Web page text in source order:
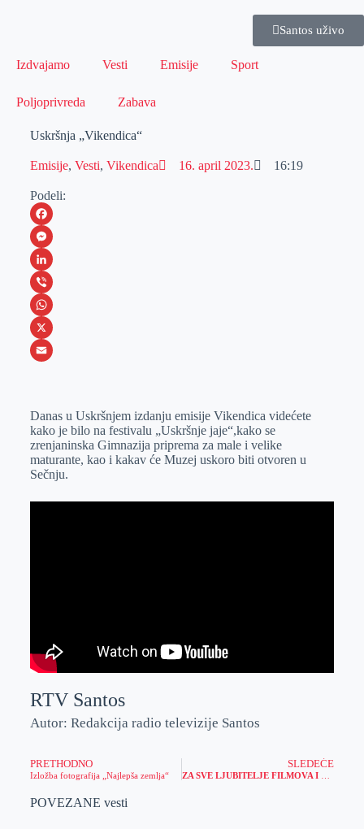
Santos uživo
Izdvajamo Vesti Emisije Sport
Poljoprivreda Zabava
Uskršnja „Vikendica“
Emisije, Vesti, Vikendica 16. april 2023. 16:19
Podeli:
F
a
c
e
b
o
M
e
s
s
e
e
r
L
i
n
k
I
n
V
i
b
W
h
s
A
p
X
a
i
l
Danas u Uskršnjem izdanju emisije Vikendica videćete
kako je bilo na festivalu „Uskršnje jaje“,kako se
zrenjaninska Gimnazija priprema za male i velike
maturante, kao i kakav će Muzej uskoro biti otvoren u
Sečnju.
RTV Santos
Autor: Redakcija radio televizije Santos
PRETHODNO
Izložba fotografija „Najlepša zemlja“
SLEDEĆE
POVEZANE vesti